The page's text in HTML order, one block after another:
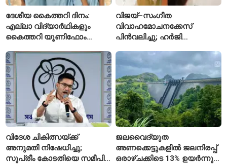
ദേശീയ കൈത്തറി ദിനം:
എല്ലാ വിദ്യാർഥികളും
കൈത്തറി യൂണിഫോം
സ്കൂൾ വേറിട്ട മാതൃക
വിജയ്–സംഗീത
വിവാഹമോചനക്കേസ്
പിൻവലിച്ചു; ഹർജി
അവസാനിപ്പിച്ച് കോടതി
വിദേശ ചികിത്സയ്ക്ക്
അനുമതി നിഷേധിച്ചു;
സുപ്രീം കോടതിയെ സമീപിച്ച്
ജലവൈദ്യുത
അണക്കെട്ടുകളിൽ ജലനിരപ്പ്
ഒരാഴ്ചക്കിടെ 13% ഉയർന്നു;